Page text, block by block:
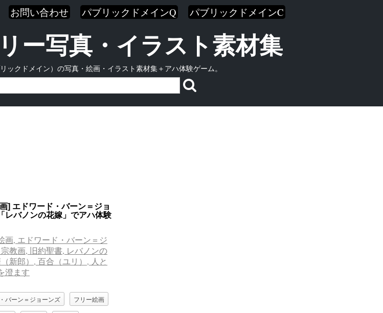
お問い合わせ パブリックドメインQ パブリックドメインC
ー写真・イラスト素材集
ックドメイン）の写真・絵画・イラスト素材集＋アハ体験ゲーム。
] エドワード・バーン＝ジョ
レバノンの花嫁」でアハ体験
バーン＝ジョーンズ フリー絵画